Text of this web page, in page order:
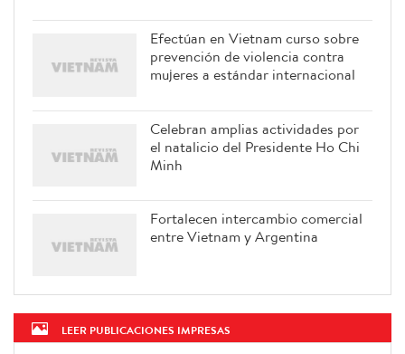
Efectúan en Vietnam curso sobre
prevención de violencia contra
mujeres a estándar internacional
Celebran amplias actividades por
el natalicio del Presidente Ho Chi
Minh
Fortalecen intercambio comercial
entre Vietnam y Argentina
LEER PUBLICACIONES IMPRESAS